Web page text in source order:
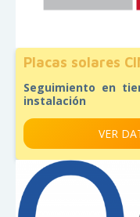
Placas solares
Seguimiento en
instalación
VER